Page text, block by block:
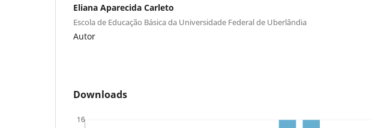
Eliana Aparecida Carleto
Escola de Educação Básica da Universidade Federal de Uberlândia
Autor
Downloads